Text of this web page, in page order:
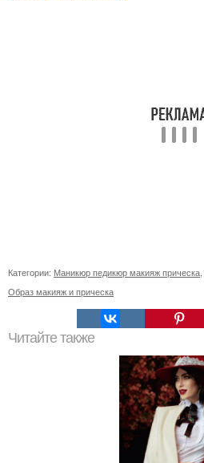
Категории: Маникюр педикюр макияж прическа
Образ макияж и прическа
Читайте также